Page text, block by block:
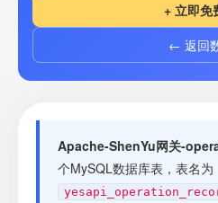
套餐
+ 立即免
← 返回
Apache-ShenYu网关-
个MySQL数据库表，表名为